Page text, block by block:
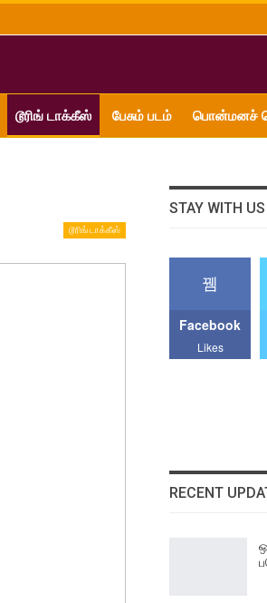
டூரிங் டாக்கீஸ் பேசும் படம் பொன்மனச்
டூரிங் டாக்கீஸ்
STAY WITH US
Facebook
Likes
RECENT